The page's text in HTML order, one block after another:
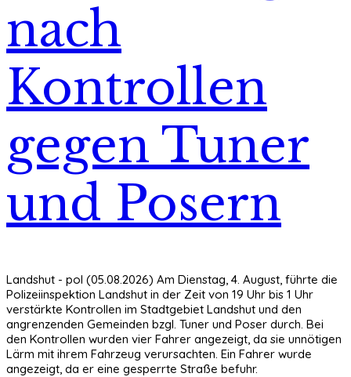
nach
Kontrollen
gegen Tuner
und Posern
Landshut - pol (05.08.2026) Am Dienstag, 4. August, führte die
Polizeiinspektion Landshut in der Zeit von 19 Uhr bis 1 Uhr
verstärkte Kontrollen im Stadtgebiet Landshut und den
angrenzenden Gemeinden bzgl. Tuner und Poser durch. Bei
den Kontrollen wurden vier Fahrer angezeigt, da sie unnötigen
Lärm mit ihrem Fahrzeug verursachten. Ein Fahrer wurde
angezeigt, da er eine gesperrte Straße befuhr.